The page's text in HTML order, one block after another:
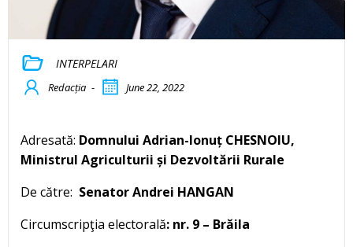
INTERPELARI
Redacția - June 22, 2022
Adresată: Domnului Adrian-Ionuț CHESNOIU,
Ministrul Agriculturii și Dezvoltării Rurale
De către: Senator Andrei HANGAN
Circumscripţia electorală: nr. 9 – Brăila